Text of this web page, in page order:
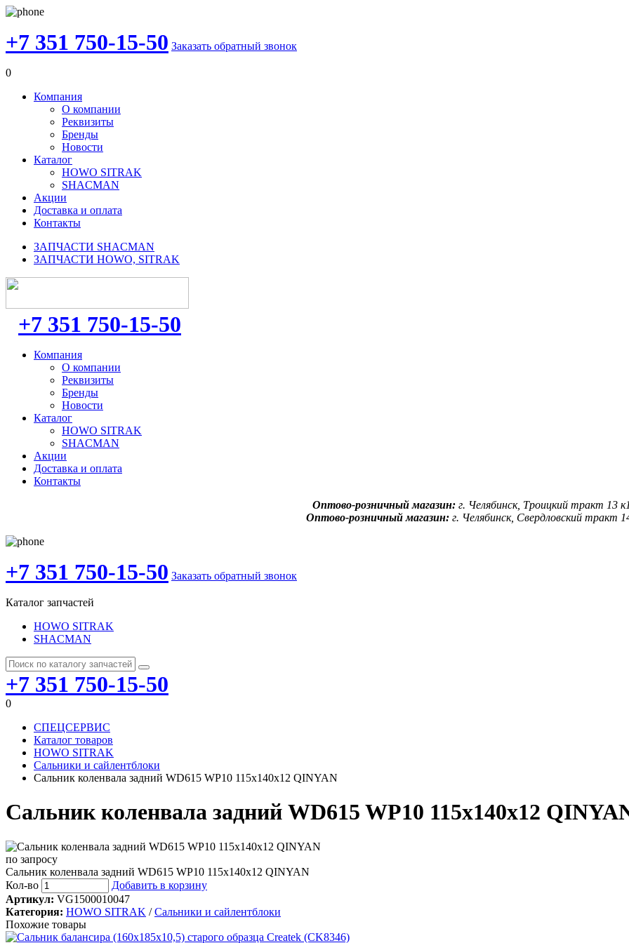
+7 351 750-15-50 Заказать обратный звонок
0
Компания
О компании
Реквизиты
Бренды
Новости
Каталог
HOWO SITRAK
SHACMAN
Акции
Доставка и оплата
Контакты
ЗАПЧАСТИ SHACMAN
ЗАПЧАСТИ HOWO, SITRAK
+7 351 750-15-50
Компания
О компании
Реквизиты
Бренды
Новости
Каталог
HOWO SITRAK
SHACMAN
Акции
Доставка и оплата
Контакты
Оптово-розничный магазин: г. Челябинск, Троицкий тракт 13
Оптово-розничный магазин:г. Челябинск, Свердловский тракт
+7 351 750-15-50 Заказать обратный звонок
Каталог запчастей
HOWO SITRAK
SHACMAN
+7 351 750-15-50
0
СПЕЦСЕРВИС
Каталог товаров
HOWO SITRAK
Сальники и сайлентблоки
Сальник коленвала задний WD615 WP10 115х140х12 QINYAN
Сальник коленвала задний WD615 WP10 115х140х12
по запросу
Сальник коленвала задний WD615 WP10 115х140х12 QINYAN
Кол-во
Добавить в корзину
Артикул: VG1500010047
Категория: HOWO SITRAK /Сальники и сайлентблоки
Похожие товары